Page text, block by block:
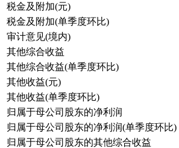
税金及附加(元)
税金及附加(单季度环比)
审计意见(境内)
其他综合收益
其他综合收益(单季度环比)
其他收益(元)
其他收益(单季度环比)
归属于母公司股东的净利润
归属于母公司股东的净利润(单季度环比)
归属于母公司股东的其他综合收益